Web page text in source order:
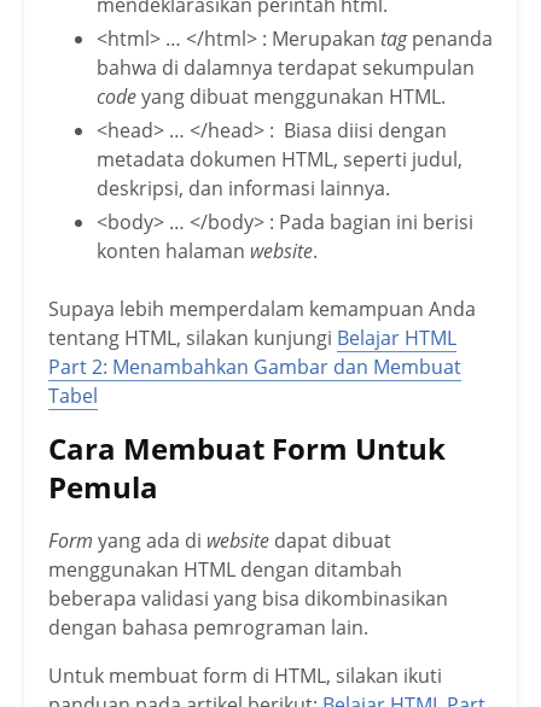
<html> … </html> : Merupakan tagpenanda
bahwa di dalamnya terdapat sekumpulan
codeyang dibuat menggunakan HTML.
<head> … </head> : Biasa diisi dengan
metadata dokumen HTML, seperti judul,
deskripsi, dan informasi lainnya.
<body> … </body> : Pada bagian ini berisi
konten halaman website.
Supaya lebih memperdalam kemampuan Anda
tentang HTML, silakan kunjungi Belajar HTML
Part 2: Menambahkan Gambar dan Membuat
Tabel
Cara Membuat Form Untuk
Pemula
Form yang ada di website dapat dibuat
menggunakan HTML dengan ditambah
beberapa validasi yang bisa dikombinasikan
dengan bahasa pemrograman lain.
Untuk membuat form di HTML, silakan ikuti